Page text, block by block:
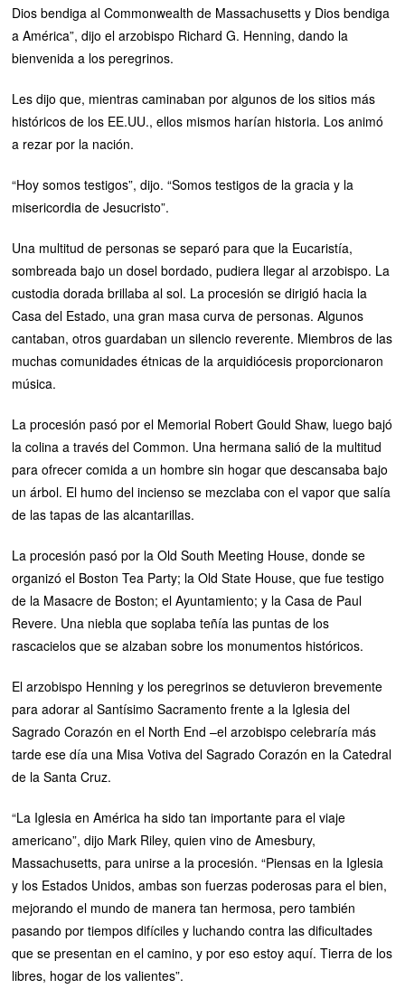
Dios bendiga al Commonwealth de Massachusetts y Dios bendiga
a América”, dijo el arzobispo Richard G. Henning, dando la
bienvenida a los peregrinos.
Les dijo que, mientras caminaban por algunos de los sitios más
históricos de los EE.UU., ellos mismos harían historia. Los animó
a rezar por la nación.
“Hoy somos testigos”, dijo. “Somos testigos de la gracia y la
misericordia de Jesucristo”.
Una multitud de personas se separó para que la Eucaristía,
sombreada bajo un dosel bordado, pudiera llegar al arzobispo. La
custodia dorada brillaba al sol. La procesión se dirigió hacia la
Casa del Estado, una gran masa curva de personas. Algunos
cantaban, otros guardaban un silencio reverente. Miembros de las
muchas comunidades étnicas de la arquidiócesis proporcionaron
música.
La procesión pasó por el Memorial Robert Gould Shaw, luego bajó
la colina a través del Common. Una hermana salió de la multitud
para ofrecer comida a un hombre sin hogar que descansaba bajo
un árbol. El humo del incienso se mezclaba con el vapor que salía
de las tapas de las alcantarillas.
La procesión pasó por la Old South Meeting House, donde se
organizó el Boston Tea Party; la Old State House, que fue testigo
de la Masacre de Boston; el Ayuntamiento; y la Casa de Paul
Revere. Una niebla que soplaba teñía las puntas de los
rascacielos que se alzaban sobre los monumentos históricos.
El arzobispo Henning y los peregrinos se detuvieron brevemente
para adorar al Santísimo Sacramento frente a la Iglesia del
Sagrado Corazón en el North End –el arzobispo celebraría más
tarde ese día una Misa Votiva del Sagrado Corazón en la Catedral
de la Santa Cruz.
“La Iglesia en América ha sido tan importante para el viaje
americano”, dijo Mark Riley, quien vino de Amesbury,
Massachusetts, para unirse a la procesión. “Piensas en la Iglesia
y los Estados Unidos, ambas son fuerzas poderosas para el bien,
mejorando el mundo de manera tan hermosa, pero también
pasando por tiempos difíciles y luchando contra las dificultades
que se presentan en el camino, y por eso estoy aquí. Tierra de los
libres, hogar de los valientes”.